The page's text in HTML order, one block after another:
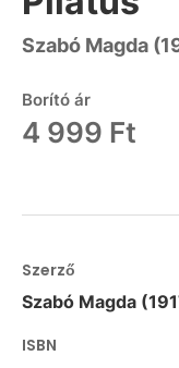
Szabó Magda
Borító ár
4 999 Ft
Szerző
Szabó Magda
ISBN